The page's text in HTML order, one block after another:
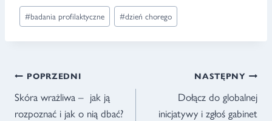
Tagi
wpisu:
#badania profilaktyczne #dzień chorego
NAWIGACJA
WPISU
POPRZEDNI
Skóra wrażliwa – jak ją
rozpoznać i jak o nią dbać?
NASTĘPNY
Dołącz do globalnej
inicjatywy i zgłoś gabinet